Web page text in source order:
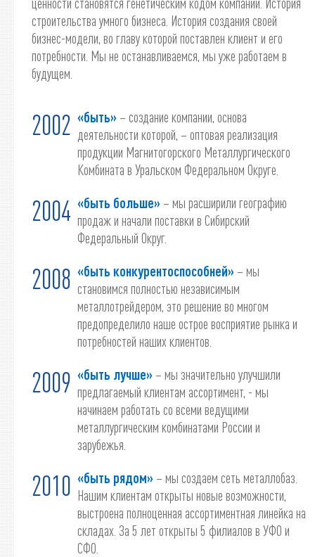
строительства умного бизнеса. История создания своей
бизнес-модели, во главу которой поставлен клиент и его
потребности. Мы не останавливаемся, мы уже работаем в
будущем.
2002 «быть» – создание компании, основа
деятельности которой, – оптовая реализация
продукции Магнитогорского Металлургического
Комбината в Уральском Федеральном Округе.
2004 «быть больше» – мы расширили географию
продаж и начали поставки в Сибирский
Федеральный Округ.
2008 «быть конкурентоспособней» – мы
становимся полностью независимым
металлотрейдером, это решение во многом
предопределило наше острое восприятие рынка и
потребностей наших клиентов.
2009 «быть лучше» – мы значительно улучшили
предлагаемый клиентам ассортимент, - мы
начинаем работать со всеми ведущими
металлургическим комбинатами России и
зарубежья.
2010 «быть рядом» – мы создаем сеть металлобаз.
Нашим клиентам открыты новые возможности,
выстроена полноценная ассортиментная линейка на
складах. За 5 лет открыты 5 филиалов в УФО и
СФО.